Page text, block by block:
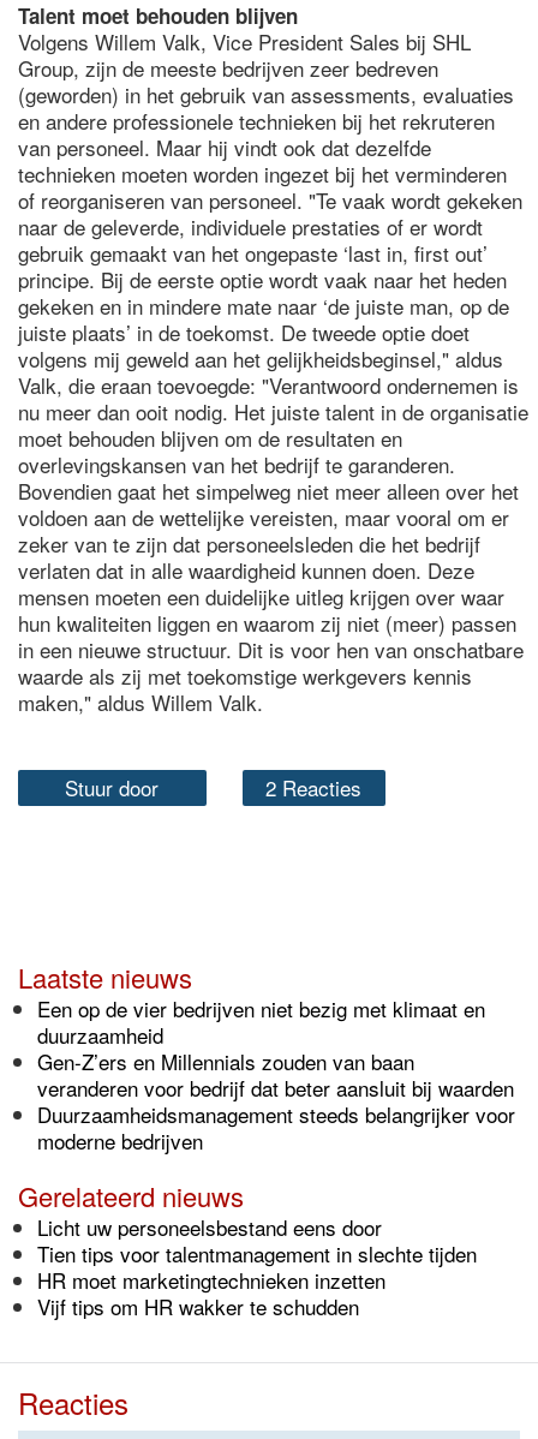
Talent moet behouden blijven
Volgens Willem Valk, Vice President Sales bij SHL
Group, zijn de meeste bedrijven zeer bedreven
(geworden) in het gebruik van assessments, evaluaties
en andere professionele technieken bij het rekruteren
van personeel. Maar hij vindt ook dat dezelfde
technieken moeten worden ingezet bij het verminderen
of reorganiseren van personeel. "Te vaak wordt gekeken
naar de geleverde, individuele prestaties of er wordt
gebruik gemaakt van het ongepaste ‘last in, first out’
principe. Bij de eerste optie wordt vaak naar het heden
gekeken en in mindere mate naar ‘de juiste man, op de
juiste plaats’ in de toekomst. De tweede optie doet
volgens mij geweld aan het gelijkheidsbeginsel," aldus
Valk, die eraan toevoegde: "Verantwoord ondernemen is
nu meer dan ooit nodig. Het juiste talent in de organisatie
moet behouden blijven om de resultaten en
overlevingskansen van het bedrijf te garanderen.
Bovendien gaat het simpelweg niet meer alleen over het
voldoen aan de wettelijke vereisten, maar vooral om er
zeker van te zijn dat personeelsleden die het bedrijf
verlaten dat in alle waardigheid kunnen doen. Deze
mensen moeten een duidelijke uitleg krijgen over waar
hun kwaliteiten liggen en waarom zij niet (meer) passen
in een nieuwe structuur. Dit is voor hen van onschatbare
waarde als zij met toekomstige werkgevers kennis
maken," aldus Willem Valk.
Stuur door 2 Reacties
Laatste nieuws
Een op de vier bedrijven niet bezig met klimaat en
duurzaamheid
Gen-Z’ers en Millennials zouden van baan
veranderen voor bedrijf dat beter aansluit bij waarden
Duurzaamheidsmanagement steeds belangrijker voor
moderne bedrijven
Gerelateerd nieuws
Licht uw personeelsbestand eens door
Tien tips voor talentmanagement in slechte tijden
HR moet marketingtechnieken inzetten
Vijf tips om HR wakker te schudden
Reacties